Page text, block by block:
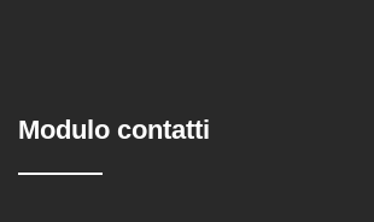
Modulo contatti